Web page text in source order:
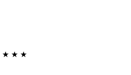
★ ★ ★